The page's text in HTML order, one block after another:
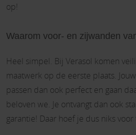
op!
Waarom voor- en zijwanden
Heel simpel. Bij Verasol komen
maatwerk op de eerste plaats.
passen dan ook perfect en gaan
beloven we. Je ontvangt dan ook
garantie! Daar hoef je dus niks voor